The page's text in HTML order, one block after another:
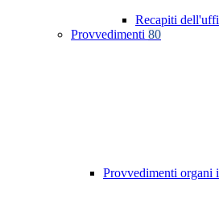
Recapiti
Provvedimenti 80
Provvedimenti organi